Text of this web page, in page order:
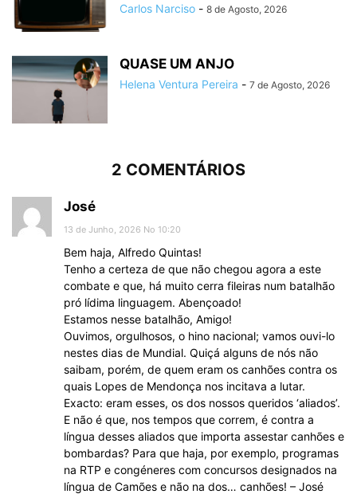
Carlos Narciso - 8 de Agosto, 2026
QUASE UM ANJO
Helena Ventura Pereira - 7 de Agosto, 2026
2 COMENTÁRIOS
José
13 de Junho, 2026 No 10:20
Bem haja, Alfredo Quintas!
Tenho a certeza de que não chegou agora a este
combate e que, há muito cerra fileiras num batalhão
pró lídima linguagem. Abençoado!
Estamos nesse batalhão, Amigo!
Ouvimos, orgulhosos, o hino nacional; vamos ouvi-lo
nestes dias de Mundial. Quiçá alguns de nós não
saibam, porém, de quem eram os canhões contra os
quais Lopes de Mendonça nos incitava a lutar.
Exacto: eram esses, os dos nossos queridos ‘aliados’.
E não é que, nos tempos que correm, é contra a
língua desses aliados que importa assestar canhões e
bombardas? Para que haja, por exemplo, programas
na RTP e congéneres com concursos designados na
língua de Camões e não na dos… canhões! – José